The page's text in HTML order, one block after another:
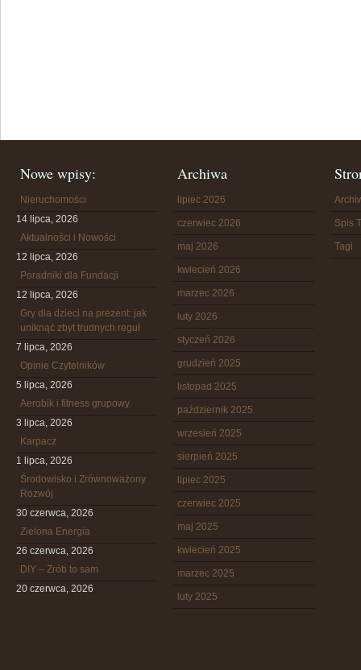
Nowe wpisy:
Nieruchomości
14 lipca, 2026
Aktualności i Nowości
12 lipca, 2026
Poradniki dla Fundacji
12 lipca, 2026
Gry dla dzieci na prezent: jak
uniknąć zbyt trudnych reguł
7 lipca, 2026
Opinie Czytelników
5 lipca, 2026
Aerobik i fitness grupowy
3 lipca, 2026
Karpacz
1 lipca, 2026
Środowisko i Zrównoważony
Rozwój
30 czerwca, 2026
Zielona Energia
26 czerwca, 2026
DIY – Zrób to sam
20 czerwca, 2026
Archiwa
lipiec 2026
czerwiec 2026
maj 2026
kwiecień 2026
marzec 2026
luty 2026
styczeń 2026
grudzień 2025
listopad 2025
październik 2025
wrzesień 2025
sierpień 2025
lipiec 2025
czerwiec 2025
maj 2025
kwiecień 2025
marzec 2025
luty 2025
Spis
Tagi